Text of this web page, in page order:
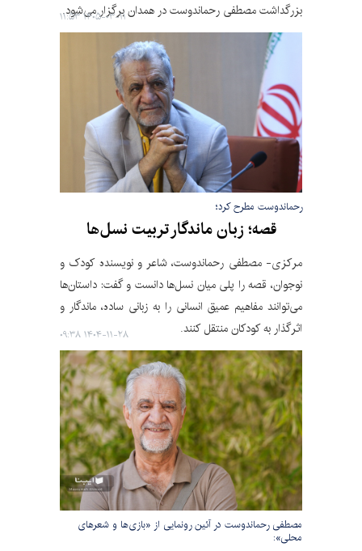
بزرگداشت مصطفی رحماندوست در همدان برگزار می‌شود.
۱۴۰۵-۰۳-۱۱ ۱۱:۵۳
رحماندوست مطرح کرد؛
قصه؛ زبان ماندگار تربیت نسل‌ها
مرکزی- مصطفی رحماندوست، شاعر و نویسنده کودک و
نوجوان، قصه را پلی میان نسل‌ها دانست و گفت: داستان‌ها
می‌توانند مفاهیم عمیق انسانی را به زبانی ساده، ماندگار و
اثرگذار به کودکان منتقل کنند.
۱۴۰۴-۱۱-۲۸ ۰۹:۳۸
مصطفی رحماندوست در آئین رونمایی از «بازی‌ها و شعرهای
محلی»: